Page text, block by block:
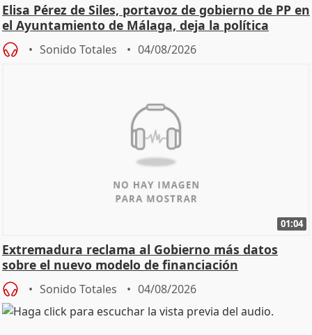
Elisa Pérez de Siles, portavoz de gobierno de PP en
el Ayuntamiento de Málaga, deja la política
Sonido Totales 04/08/2026
01:04
Extremadura reclama al Gobierno más datos
sobre el nuevo modelo de financiación
Sonido Totales 04/08/2026